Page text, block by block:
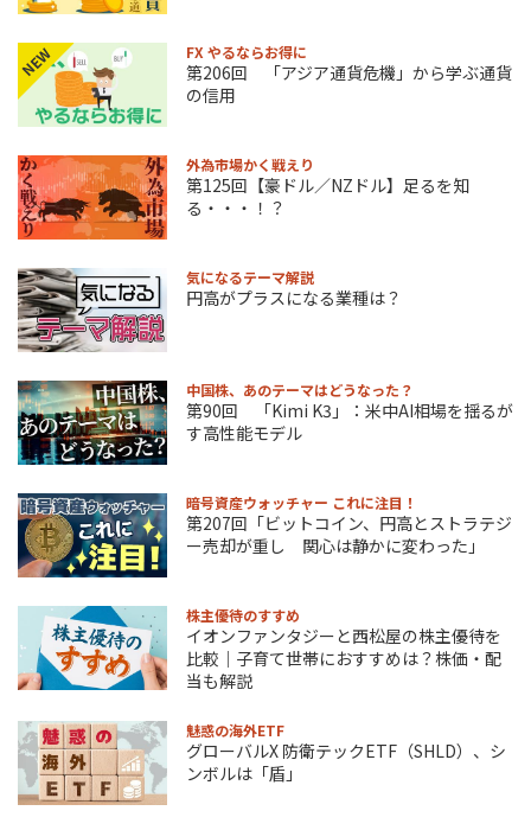
NEW FX やるならお得に
第206回 「アジア通貨危機」から学ぶ通貨
の信用
外為市場かく戦えり
第125回【豪ドル／NZドル】足るを知
る・・・！？
気になるテーマ解説
円高がプラスになる業種は？
中国株、あのテーマはどうなった？
第90回 「Kimi K3」：米中AI相場を揺るが
す高性能モデル
暗号資産ウォッチャー これに注目！
第207回「ビットコイン、円高とストラテジ
ー売却が重し 関心は静かに変わった」
株主優待のすすめ
イオンファンタジーと西松屋の株主優待を
比較｜子育て世帯におすすめは？株価・配
当も解説
魅惑の海外ETF
グローバルX 防衛テックETF（SHLD）、シ
ンボルは「盾」